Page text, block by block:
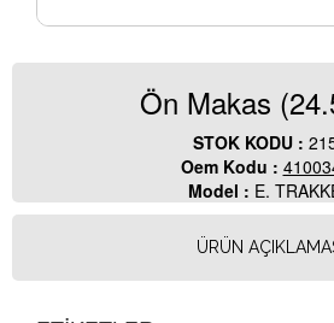
Ön Makas
STOK KODU :
Oem Kodu :
Model : E.
ÜRÜN